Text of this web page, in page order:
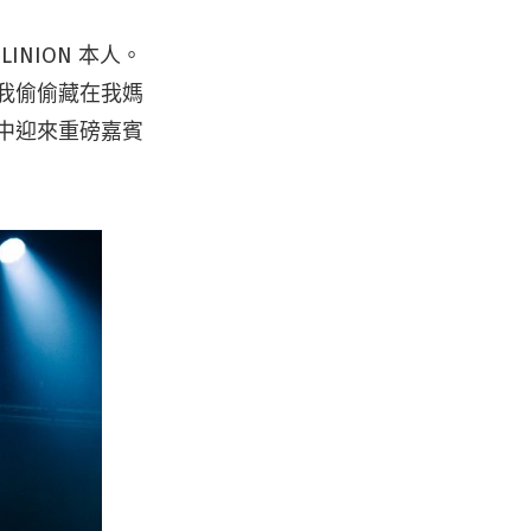
本人。
偷偷藏在我媽
迎來重磅嘉賓